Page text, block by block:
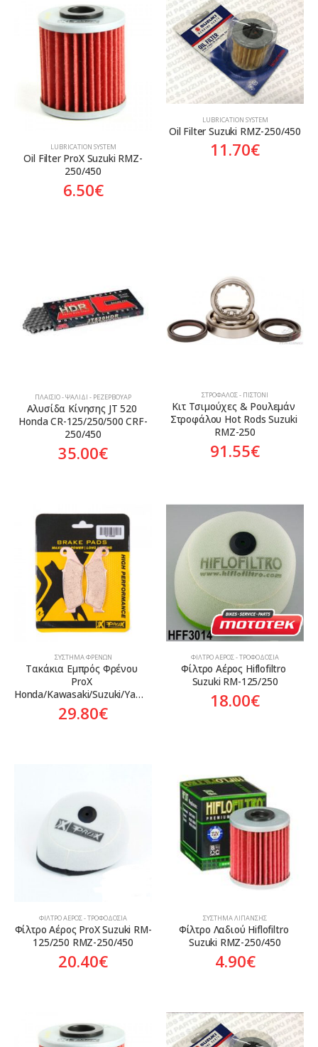
LUBRICATION SYSTEM
Oil Filter ProX Suzuki RMZ-
250/450
6.50€
LUBRICATION SYSTEM
Oil Filter Suzuki RMZ-250/450
11.70€
ΠΛΑΊΣΙΟ - ΨΑΛΊΔΙ - ΡΕΖΕΡΒΟΥΆΡ
Αλυσίδα Κίνησης JT 520
Honda CR-125/250/500 CRF-
250/450
35.00€
ΣΤΡΌΦΑΛΟΣ - ΠΙΣΤΌΝΙ
Κιτ Τσιμούχες & Ρουλεμάν
Στροφάλου Hot Rods Suzuki
RMZ-250
91.55€
ΣΎΣΤΗΜΑ ΦΡΈΝΩΝ
Τακάκια Εμπρός Φρένου
ProX
Honda/Kawasaki/Suzuki/Yamaha
29.80€
ΦΊΛΤΡΟ ΑΈΡΟΣ - ΤΡΟΦΟΔΟΣΊΑ
Φίλτρο Αέρος Hiflofiltro
Suzuki RM-125/250
18.00€
ΦΊΛΤΡΟ ΑΈΡΟΣ - ΤΡΟΦΟΔΟΣΊΑ
Φίλτρο Αέρος ProX Suzuki RM-
125/250 RMZ-250/450
20.40€
ΣΎΣΤΗΜΑ ΛΊΠΑΝΣΗΣ
Φίλτρο Λαδιού Hiflofiltro
Suzuki RMZ-250/450
4.90€